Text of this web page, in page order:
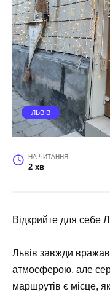
ЛЬВІВ
НА ЧИТАННЯ
2 хв
Відкрийте для себе
Львів завжди
атмосферою, але
маршрутів є місце,